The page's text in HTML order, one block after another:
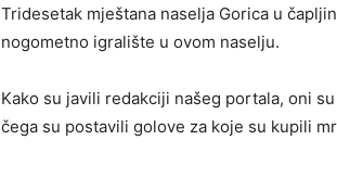
Tridesetak mještana naselja Gorica u
nogometno igralište u ovom naselju.
Kako su javili redakciji našeg portala, oni
čega su postavili golove za koje su kupili